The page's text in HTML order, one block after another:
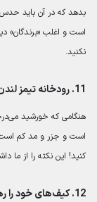
بدهد که در آن باید حدس
است و اغلب «برندگان»
نکنید.
11. رودخانه تیمز لندن برای شنا مناسب نیست
هنگامی که خورشید
است و جزر و مد کم
کنید! این نکته را از
12. کیف‌های خود را رها نکنید